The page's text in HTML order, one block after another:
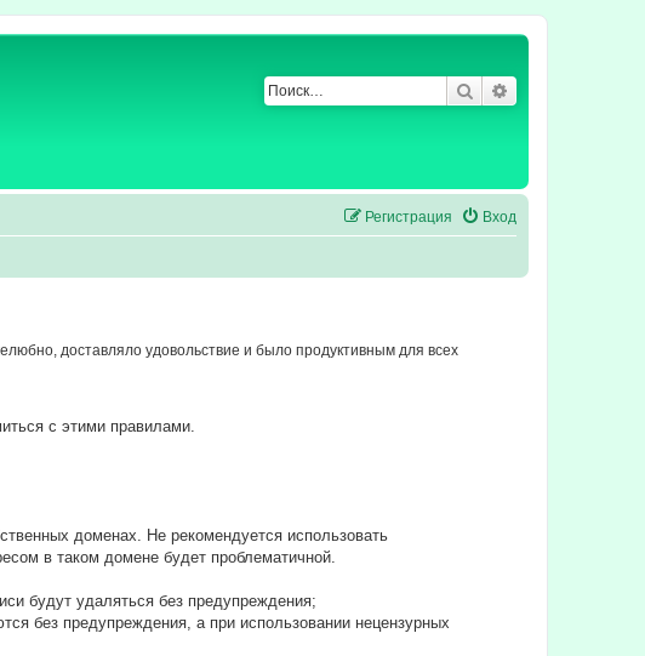
Поиск
Вход
Регистрация
доставляло удовольствие и было продуктивным для всех
с этими правилами.
доменах. Не рекомендуется использовать
в таком домене будет проблематичной.
будут удаляться без предупреждения;
без предупреждения, а при использовании нецензурных